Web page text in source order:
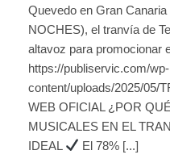
Quevedo en Gran
NOCHES), el tranvía de
altavoz para promocionar
https://publiservic.com/wp-
content/uploads/2025/05/
WEB OFICIAL ¿POR
MUSICALES EN EL
IDEAL
El 78% [...]